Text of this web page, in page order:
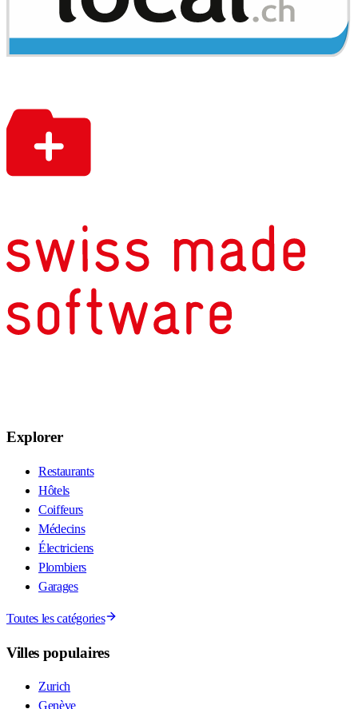
Explorer
Restaurants
Hôtels
Coiffeurs
Médecins
Électriciens
Plombiers
Garages
Toutes les catégories
Villes populaires
Zurich
Genève